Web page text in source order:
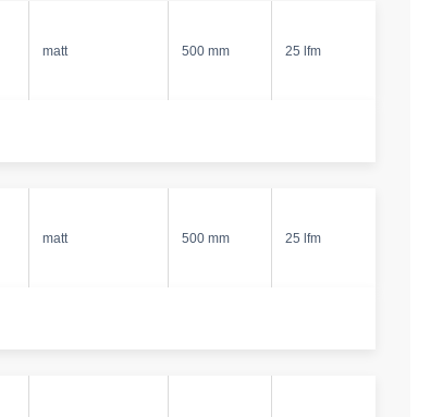
matt 500 mm 25 lfm
matt 500 mm 25 lfm